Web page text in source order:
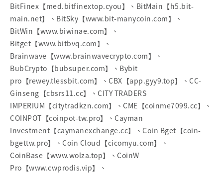
BitFinex【med.bitfinextop.cyou】、BitMain【h5.bit-
main.net】、BitSky【www.bit-manycoin.com】、
BitWin【www.biwinae.com】、
Bitget【www.bitbvq.com】、
Brainwave【www.brainwavecrypto.com】、
BubCrypto【bubsuper.com】、Bybit
pro【rewey.tlessbit.com】、CBX【app.gyy9.top】、CC-
Ginseng【cbsrs11.cc】、CITY TRADERS
IMPERIUM【citytradkzn.com】、CME【coinme7099.cc】、
COINPOT【coinpot-tw.pro】、Cayman
Investment【caymanexchange.cc】、Coin Bget【coin-
bgettw.pro】、Coin Cloud【cicomyu.com】、
CoinBase【www.wolza.top】、CoinW
Pro【www.cwprodis.vip】、